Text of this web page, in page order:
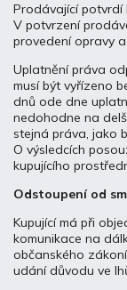
Prodávající potvrdí
V potvrzení
provedení opravy
Uplatnění práva
musí být vyřízeno
dnů ode dne
nedohodne na
stejná práva, jako
O výsledcích
kupujícího
Odstoupení od
Kupující má při
komunikace na
občanského
udání důvodu ve